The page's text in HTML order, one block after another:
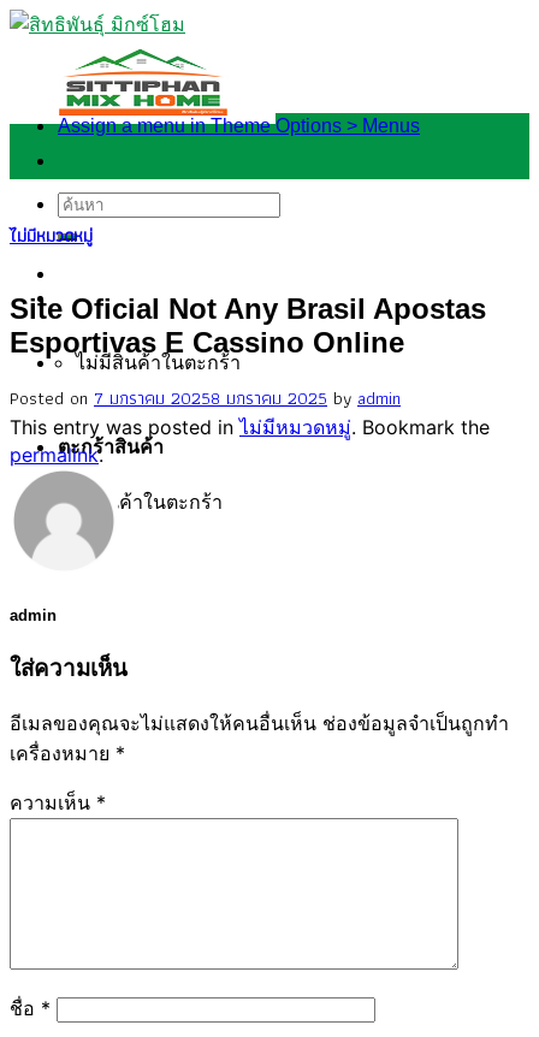
Skip
content
ค้นหา:
ไม่มีสินค้าในตะกร้า
ตะกร้าสินค้า
ไม่มีสินค้าในตะกร้า
Assign a menu in Theme Options > Menus
ไม่มีหมวดหมู่
Site Oficial Not Any Brasil Apostas
Esportivas E Cassino Online
Posted on 7 มกราคม 20258 มกราคม 2025 by admin
This entry was posted inไม่มีหมวดหมู่. Bookmark the
permalink.
admin
ใส่ความเห็น
อีเมลของคุณจะไม่แสดงให้คนอื่นเห็น ช่องข้อมูลจำเป็นถูกทำ
เครื่องหมาย *
ความเห็น *
ชื่อ *